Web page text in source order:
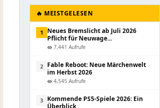
🔥 MEISTGELESEN
1
Neues Bremslicht ab Juli 2026
Pflicht für Neuwage...
visibility 7,441 Aufrufe
2 Fable Reboot: Neue Märchenwelt
im Herbst 2026
visibility 4,545 Aufrufe
3 Kommende PS5-Spiele 2026: Ein
Überblick